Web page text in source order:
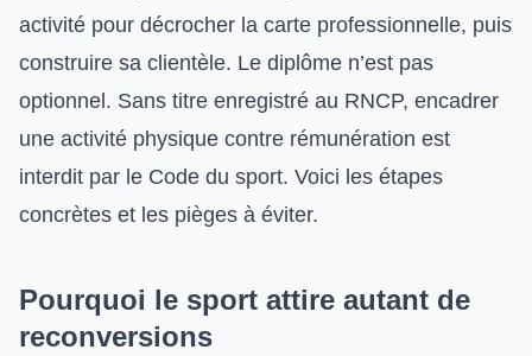
activité pour décrocher la carte professionnelle, puis
construire sa clientèle. Le diplôme n’est pas
optionnel. Sans titre enregistré au RNCP, encadrer
une activité physique contre rémunération est
interdit par le Code du sport. Voici les étapes
concrètes et les pièges à éviter.
Pourquoi le sport attire autant de
reconversions